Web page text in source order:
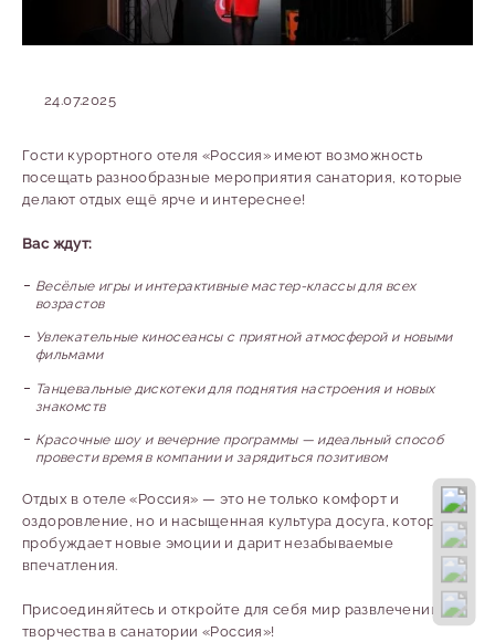
24.07.2025
Гости курортного отеля «Россия» имеют возможность
посещать разнообразные мероприятия санатория, которые
делают отдых ещё ярче и интереснее!
Вас ждут:
Весёлые игры и интерактивные мастер-классы для всех
возрастов
Увлекательные киносеансы с приятной атмосферой и новыми
фильмами
Танцевальные дискотеки для поднятия настроения и новых
знакомств
Красочные шоу и вечерние программы — идеальный способ
провести время в компании и зарядиться позитивом
Отдых в отеле «Россия» — это не только комфорт и
оздоровление, но и насыщенная культура досуга, которая
пробуждает новые эмоции и дарит незабываемые
впечатления.
Присоединяйтесь и откройте для себя мир развлечений и
творчества в санатории «Россия»!